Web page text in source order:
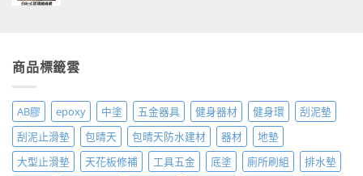
商品標籤雲
AB膠 epoxy 中塗 五金器具 健身器材 健身環
刮泥墊
刮泥止滑墊
包晴天 包晴天防水建材 器材
地墊
大型止滑墊
天花板修補 工具五金 底塗 廁所刷組
排水墊